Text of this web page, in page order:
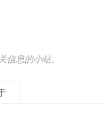
信息的小站。